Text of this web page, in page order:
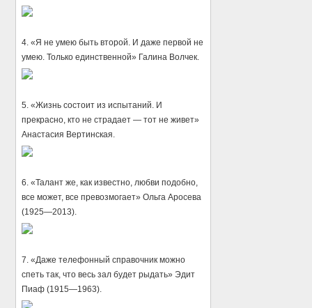
4. «Я не умею быть второй. И даже первой не
умею. Только единственной» Галина Волчек.
5. «Жизнь состоит из испытаний. И
прекрасно, кто не страдает — тот не живет»
Анастасия Вертинская.
6. «Талант же, как известно, любви подобно,
все может, все превозмогает» Ольга Аросева
(1925—2013).
7. «Даже телефонный справочник можно
спеть так, что весь зал будет рыдать» Эдит
Пиаф (1915—1963).